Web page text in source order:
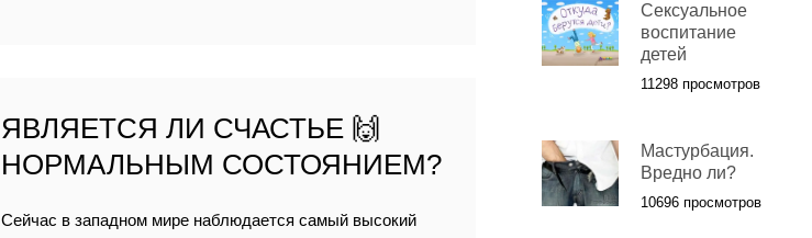
ЯВЛЯЕТСЯ ЛИ СЧАСТЬЕ 🙌
НОРМАЛЬНЫМ СОСТОЯНИЕМ?
Сейчас в западном мире наблюдается самый высокий
Сексуальное
воспитание
детей
11298 просмотров
Мастурбация.
Вредно ли?
10696 просмотров